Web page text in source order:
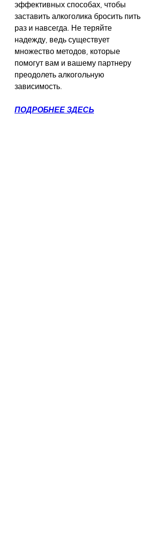
эффективных способах, чтобы
заставить алкоголика бросить пить
раз и навсегда. Не теряйте
надежду, ведь существует
множество методов, которые
помогут вам и вашему партнеру
преодолеть алкогольную
зависимость.
ПОДРОБНЕЕ ЗДЕСЬ